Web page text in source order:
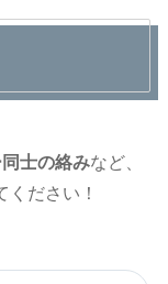
士の絡みなど、
ください！